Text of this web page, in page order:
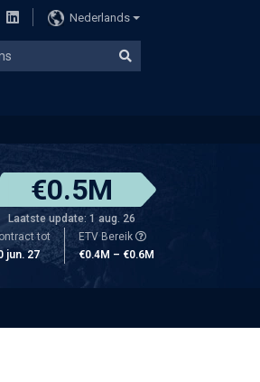
Nederlands
€0.5M
Laatste update: 1 aug. 26
tot
jun. 27
ETV Bereik
€0.4M – €0.6M